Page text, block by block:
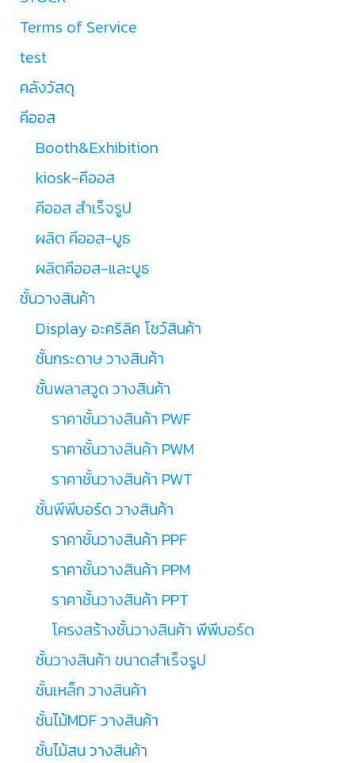
Terms of Service
test
คลังวัสดุ
คีออส
Booth&Exhibition
kiosk-คีออส
คีออส สำเร็จรูป
ผลิต คีออส-บูธ
ผลิตคีออส-และบูธ
ชั้นวางสินค้า
Display อะคริลิค โชว์สินค้า
ชั้นกระดาษ วางสินค้า
ชั้นพลาสวูด วางสินค้า
ราคาชั้นวางสินค้า PWF
ราคาชั้นวางสินค้า PWM
ราคาชั้นวางสินค้า PWT
ชั้นพีพีบอร์ด วางสินค้า
ราคาชั้นวางสินค้า PPF
ราคาชั้นวางสินค้า PPM
ราคาชั้นวางสินค้า PPT
โครงสร้างชั้นวางสินค้า พีพีบอร์ด
ชั้นวางสินค้า ขนาดสำเร็จรูป
ชั้นเหล็ก วางสินค้า
ชั้นไม้MDF วางสินค้า
ชั้นไม้สน วางสินค้า